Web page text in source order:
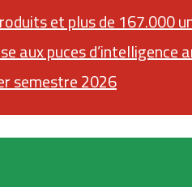
et plus de 167.000
aux puces d’intelligence
semestre 2026
YouTubeTwitter